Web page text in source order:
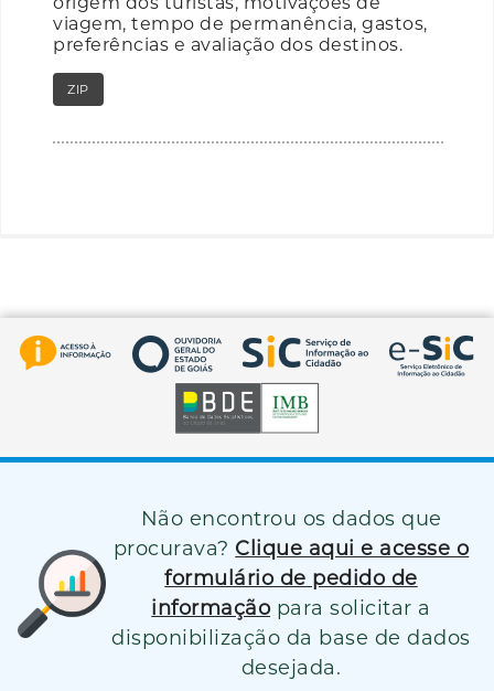
viagem, tempo de permanência, gastos,
preferências e avaliação dos destinos.
ZIP
Não encontrou os dados que
procurava? Clique aqui e acesse o
formulário de pedido de
informação para solicitar a
disponibilização da base de dados
desejada.